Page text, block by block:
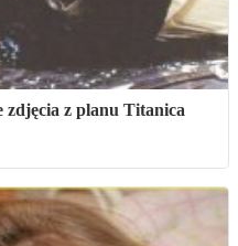
zdjęcia z planu Titanica